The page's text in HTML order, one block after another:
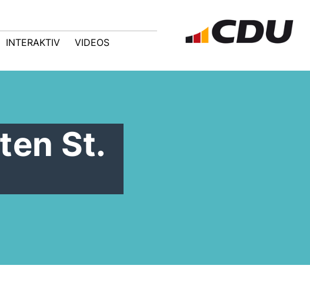
INTERAKTIV VIDEOS
St.